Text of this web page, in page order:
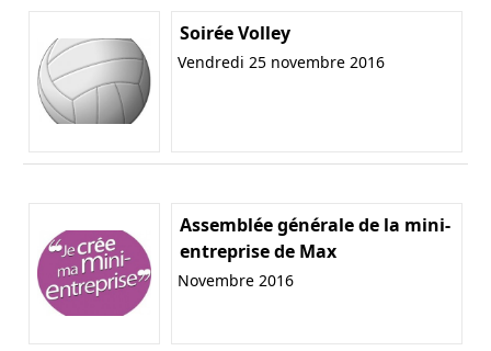
Soirée Volley
Vendredi 25 novembre 2016
Assemblée générale de la mini-
entreprise de Max
Novembre 2016